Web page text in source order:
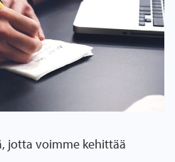
jotta voimme kehittää